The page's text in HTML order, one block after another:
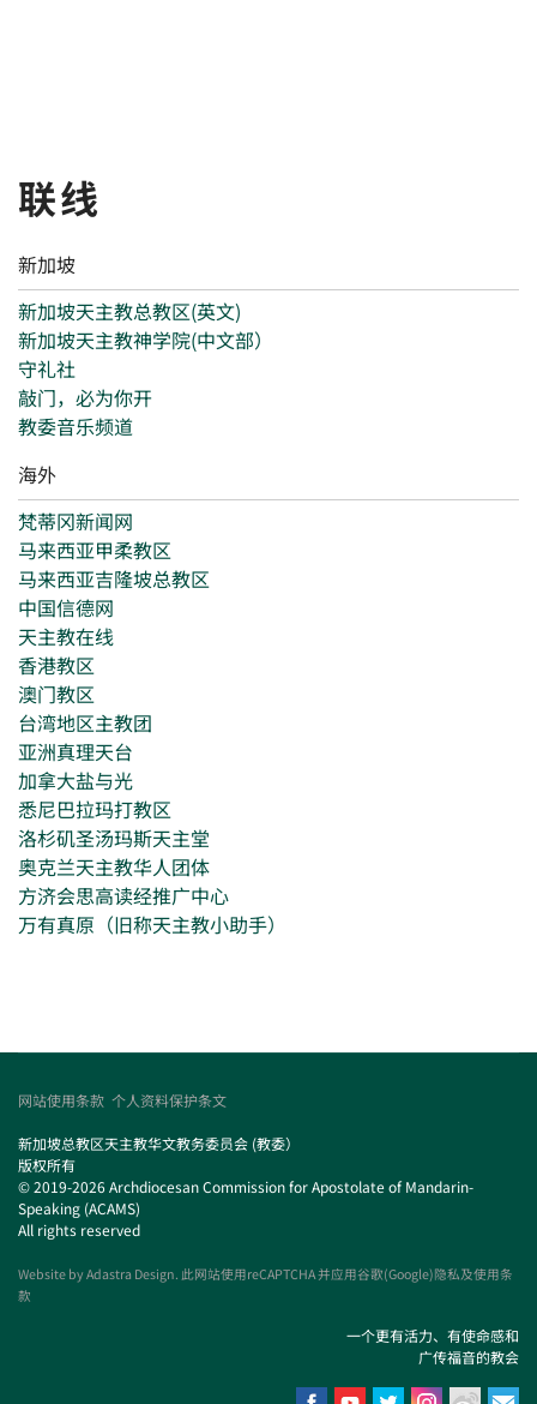
联线
新加坡
新加坡天主教总教区(英文)
新加坡天主教神学院(中文部）
守礼社
敲门，必为你开
教委音乐频道
海外
梵蒂冈新闻网
马来西亚甲柔教区
马来西亚吉隆坡总教区
中国信德网
天主教在线
香港教区
澳门教区
台湾地区主教团
亚洲真理天台
加拿大盐与光
悉尼巴拉玛打教区
洛杉矶圣汤玛斯天主堂
奥克兰天主教华人团体
方济会思高读经推广中心
万有真原（旧称天主教小助手）
网站使用条款 个人资料保护条文
新加坡总教区天主教华文教务委员会 (教委）
版权所有
© 2019-2026 Archdiocesan Commission for Apostolate of Mandarin-
Speaking (ACAMS)
All rights reserved
Website byAdastra Design. 此网站使用reCAPTCHA 并应用谷歌(Google)隐私及使用条
款
一个更有活力、有使命感和
广传福音的教会